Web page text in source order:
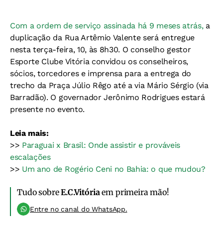
Com a ordem de serviço assinada há 9 meses atrás,a
duplicação da Rua Artêmio Valente será entregue
nesta terça-feira, 10, às 8h30. O conselho gestor
Esporte Clube Vitória convidou os conselheiros,
sócios, torcedores e imprensa para a entrega do
trecho da Praça Júlio Rêgo até a via Mário Sérgio (via
Barradão). O governador Jerônimo Rodrigues estará
presente no evento.
Leia mais:
>> Paraguai x Brasil: Onde assistir e prováveis
escalações
>> Um ano de Rogério Ceni no Bahia: o que mudou?
Tudo sobreE.C.Vitória em primeira mão!
Entre no canal do WhatsApp.